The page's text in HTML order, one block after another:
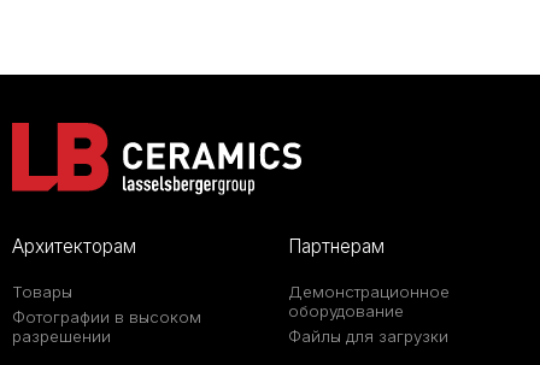
Архитекторам
Товары
Фотографии в высоком
разрешении
Партнерам
Демонстрационное
оборудование
Файлы для загрузки